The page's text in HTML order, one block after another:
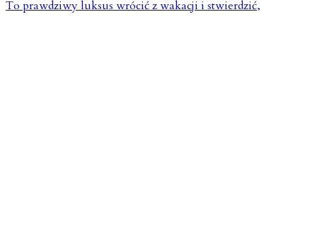
To prawdziwy luksus wrócić z wakacji i stwierdzić,